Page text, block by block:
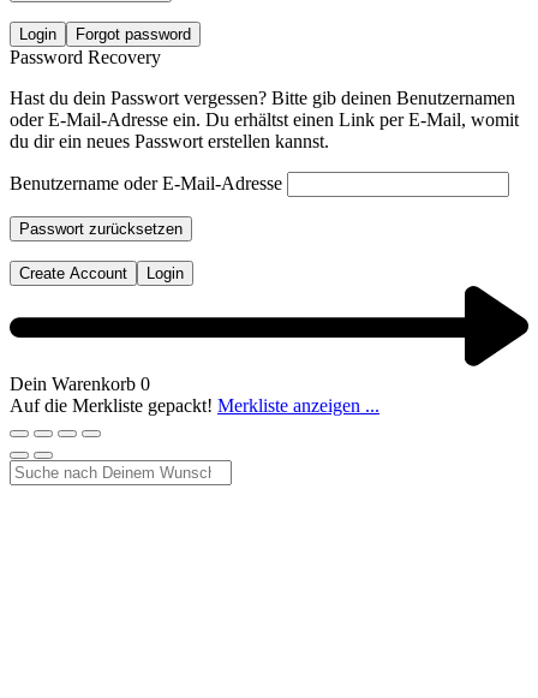
Login Forgot password
Password Recovery
Hast du dein Passwort vergessen? Bitte gib deinen Benutzernamen
oder E-Mail-Adresse ein. Du erhältst einen Link per E-Mail, womit
du dir ein neues Passwort erstellen kannst.
Benutzername oder E-Mail-Adresse
Passwort zurücksetzen
Create Account Login
Dein Warenkorb 0
Auf die Merkliste gepackt! Merkliste anzeigen ...